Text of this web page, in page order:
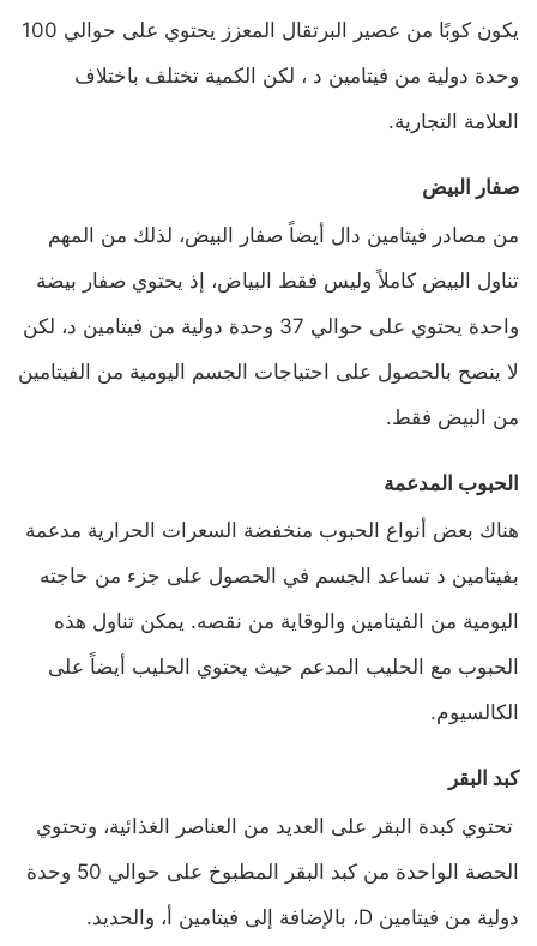
يكون كوبًا من عصير البرتقال المعزز يحتوي على حوالي 100
وحدة دولية من فيتامين د ، لكن الكمية تختلف باختلاف
العلامة التجارية.
صفار البيض
من مصادر فيتامين دال أيضاً صفار البيض، لذلك من المهم
تناول البيض كاملاً وليس فقط البياض، إذ يحتوي صفار بيضة
واحدة يحتوي على حوالي 37 وحدة دولية من فيتامين د، لكن
لا ينصح بالحصول على احتياجات الجسم اليومية من الفيتامين
من البيض فقط.
الحبوب المدعمة
هناك بعض أنواع الحبوب منخفضة السعرات الحرارية مدعمة
بفيتامين د تساعد الجسم في الحصول على جزء من حاجته
اليومية من الفيتامين والوقاية من نقصه. يمكن تناول هذه
الحبوب مع الحليب المدعم حيث يحتوي الحليب أيضاً على
الكالسيوم.
كبد البقر
تحتوي كبدة البقر على العديد من العناصر الغذائية، وتحتوي
الحصة الواحدة من كبد البقر المطبوخ على حوالي 50 وحدة
دولية من فيتامين D، بالإضافة إلى فيتامين أ، والحديد.